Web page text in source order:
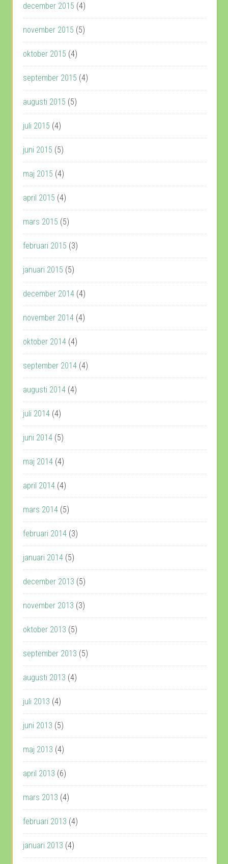
december 2015 (4)
november 2015 (5)
oktober 2015 (4)
september 2015 (4)
augusti 2015 (5)
juli 2015 (4)
juni 2015 (5)
maj 2015 (4)
april 2015 (4)
mars 2015 (5)
februari 2015 (3)
januari 2015 (5)
december 2014 (4)
november 2014 (4)
oktober 2014 (4)
september 2014 (4)
augusti 2014 (4)
juli 2014 (4)
juni 2014 (5)
maj 2014 (4)
april 2014 (4)
mars 2014 (5)
februari 2014 (3)
januari 2014 (5)
december 2013 (5)
november 2013 (3)
oktober 2013 (5)
september 2013 (5)
augusti 2013 (4)
juli 2013 (4)
juni 2013 (5)
maj 2013 (4)
april 2013 (6)
mars 2013 (4)
februari 2013 (4)
januari 2013 (4)